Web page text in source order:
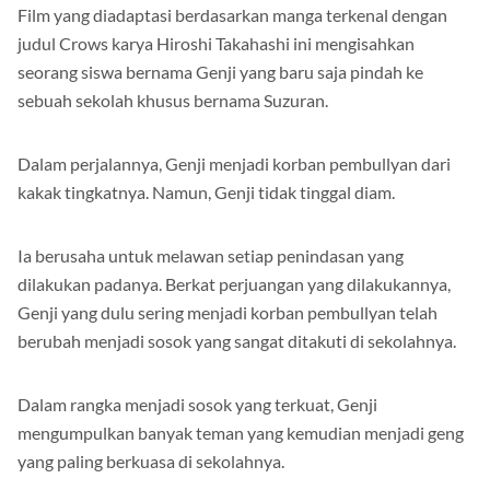
Film yang diadaptasi berdasarkan manga terkenal dengan
judul Crows karya Hiroshi Takahashi ini mengisahkan
seorang siswa bernama Genji yang baru saja pindah ke
sebuah sekolah khusus bernama Suzuran.
Dalam perjalannya, Genji menjadi korban pembullyan dari
kakak tingkatnya. Namun, Genji tidak tinggal diam.
Ia berusaha untuk melawan setiap penindasan yang
dilakukan padanya. Berkat perjuangan yang dilakukannya,
Genji yang dulu sering menjadi korban pembullyan telah
berubah menjadi sosok yang sangat ditakuti di sekolahnya.
Dalam rangka menjadi sosok yang terkuat, Genji
mengumpulkan banyak teman yang kemudian menjadi geng
yang paling berkuasa di sekolahnya.